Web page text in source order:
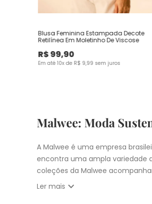
Blusa Feminina Estampada Decote
Retilínea Em Moletinho De Viscose
R$99,90
Em até10x de R$ 9,99 sem juros
Malwee: Moda
A Malwee é uma empresa
encontra uma ampla variedade
coleções da Malwee
Ler mais expand_more